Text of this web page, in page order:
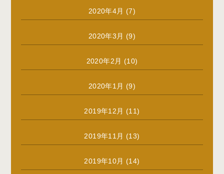
2020年4月 (7)
2020年3月 (9)
2020年2月 (10)
2020年1月 (9)
2019年12月 (11)
2019年11月 (13)
2019年10月 (14)